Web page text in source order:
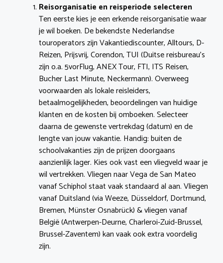
Reisorganisatie en reisperiode selecteren
Ten eerste kies je een erkende reisorganisatie waar
je wil boeken. De bekendste Nederlandse
touroperators zijn Vakantiediscounter, Alltours, D-
Reizen, Prijsvrij, Corendon, TUI (Duitse reisbureau’s
zijn o.a. 5vorFlug, ANEX Tour, FTI, ITS Reisen,
Bucher Last Minute, Neckermann). Overweeg
voorwaarden als lokale reisleiders,
betaalmogelijkheden, beoordelingen van huidige
klanten en de kosten bij omboeken. Selecteer
daarna de gewenste vertrekdag (datum) en de
lengte van jouw vakantie. Handig: buiten de
schoolvakanties zijn de prijzen doorgaans
aanzienlijk lager. Kies ook vast een vliegveld waar je
wil vertrekken. Vliegen naar Vega de San Mateo
vanaf Schiphol staat vaak standaard al aan. Vliegen
vanaf Duitsland (via Weeze, Düsseldorf, Dortmund,
Bremen, Münster Osnabrück) & vliegen vanaf
België (Antwerpen-Deurne, Charleroi-Zuid-Brussel,
Brussel-Zaventem) kan vaak ook extra voordelig
zijn.